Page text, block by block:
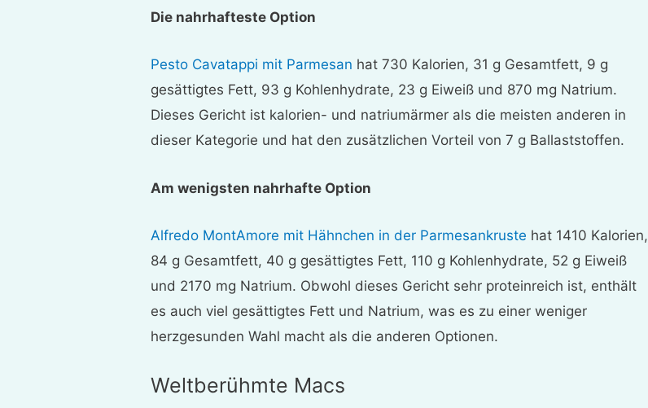
Die nahrhafteste Option
Pesto Cavatappi mit Parmesan hat 730 Kalorien, 31 g Gesamtfett, 9 g
gesättigtes Fett, 93 g Kohlenhydrate, 23 g Eiweiß und 870 mg Natrium.
Dieses Gericht ist kalorien- und natriumärmer als die meisten anderen in
dieser Kategorie und hat den zusätzlichen Vorteil von 7 g Ballaststoffen.
Am wenigsten nahrhafte Option
Alfredo MontAmore mit Hähnchen in der Parmesankruste hat 1410 Kalorien,
84 g Gesamtfett, 40 g gesättigtes Fett, 110 g Kohlenhydrate, 52 g Eiweiß
und 2170 mg Natrium. Obwohl dieses Gericht sehr proteinreich ist, enthält
es auch viel gesättigtes Fett und Natrium, was es zu einer weniger
herzgesunden Wahl macht als die anderen Optionen.
Weltberühmte Macs